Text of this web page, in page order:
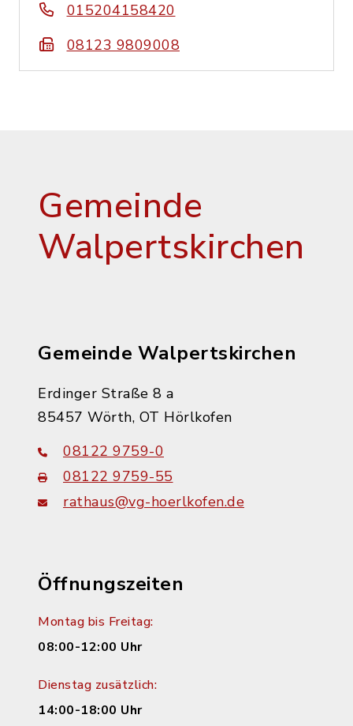
015204158420
08123 9809008
Gemeinde
Walpertskirchen
Gemeinde Walpertskirchen
Erdinger Straße 8 a
85457 Wörth, OT Hörlkofen
08122 9759-0
08122 9759-55
rathaus@vg-hoerlkofen.de
Öffnungszeiten
Montag bis Freitag:
08:00-12:00 Uhr
Dienstag zusätzlich:
14:00-18:00 Uhr